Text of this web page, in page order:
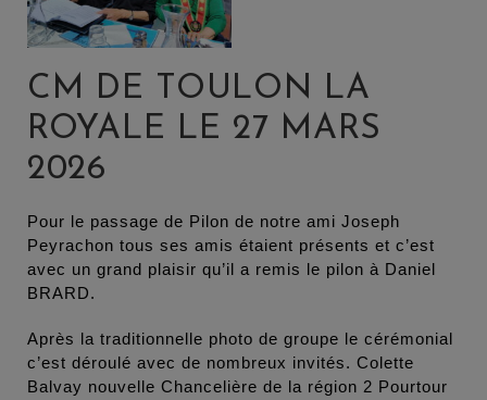
CM DE TOULON LA
ROYALE LE 27 MARS
2026
Pour le passage de Pilon de notre ami Joseph
Peyrachon tous ses amis étaient présents et c’est
avec un grand plaisir qu’il a remis le pilon à Daniel
BRARD.
Après la traditionnelle photo de groupe le cérémonial
c’est déroulé avec de nombreux invités. Colette
Balvay nouvelle Chancelière de la région 2 Pourtour